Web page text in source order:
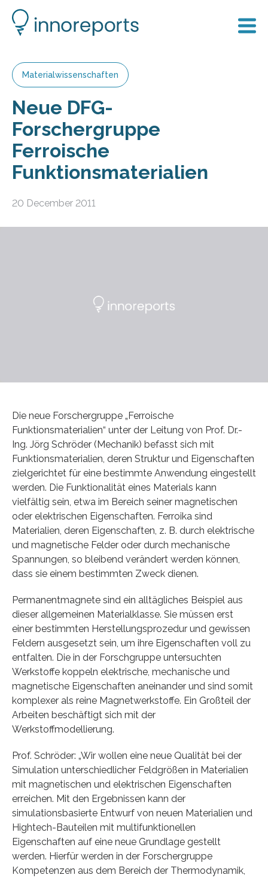
Materialwissenschaften
Neue DFG-
Forschergruppe
Ferroische
Funktionsmaterialien
20 December 2011
Die neue Forschergruppe „Ferroische
Funktionsmaterialien“ unter der Leitung von Prof. Dr.-
Ing. Jörg Schröder (Mechanik) befasst sich mit
Funktionsmaterialien, deren Struktur und Eigenschaften
zielgerichtet für eine bestimmte Anwendung eingestellt
werden. Die Funktionalität eines Materials kann
vielfältig sein, etwa im Bereich seiner magnetischen
oder elektrischen Eigenschaften. Ferroika sind
Materialien, deren Eigenschaften, z. B. durch elektrische
und magnetische Felder oder durch mechanische
Spannungen, so bleibend verändert werden können,
dass sie einem bestimmten Zweck dienen.
Permanentmagnete sind ein alltägliches Beispiel aus
dieser allgemeinen Materialklasse. Sie müssen erst
einer bestimmten Herstellungsprozedur und gewissen
Feldern ausgesetzt sein, um ihre Eigenschaften voll zu
entfalten. Die in der Forschgruppe untersuchten
Werkstoffe koppeln elektrische, mechanische und
magnetische Eigenschaften aneinander und sind somit
komplexer als reine Magnetwerkstoffe. Ein Großteil der
Arbeiten beschäftigt sich mit der
Werkstoffmodellierung.
Prof. Schröder: „Wir wollen eine neue Qualität bei der
Simulation unterschiedlicher Feldgrößen in Materialien
mit magnetischen und elektrischen Eigenschaften
erreichen. Mit den Ergebnissen kann der
simulationsbasierte Entwurf von neuen Materialien und
Hightech-Bauteilen mit multifunktionellen
Eigenschaften auf eine neue Grundlage gestellt
werden. Hierfür werden in der Forschergruppe
Kompetenzen aus dem Bereich der Thermodynamik,